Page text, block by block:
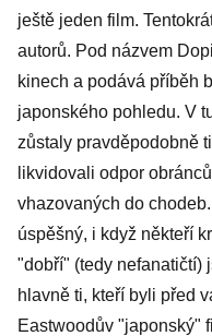
ještě jeden film.
autorů. Pod názvem
kinech a podává příběh
japonského pohledu. V
zůstaly pravděpodobně
likvidovali odpor
vhazovaných do
úspěšný, i když někteří
"dobří" (tedy nefanatičtí)
hlavně ti, kteří byli před
Eastwoodův "japonský"